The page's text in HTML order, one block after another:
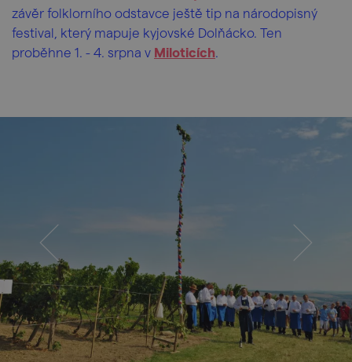
závěr folklorního odstavce ještě tip na národopisný
festival, který mapuje kyjovské Dolňácko. Ten
proběhne 1. - 4. srpna v Miloticích.